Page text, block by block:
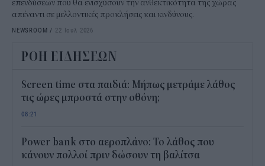
επενδύσεων που θα ενισχύσουν την ανθεκτικότητα της χώρας
απέναντι σε μελλοντικές προκλήσεις και κινδύνους.
NEWSROOM / 22 Ιουλ 2026
ΡΟΗ ΕΙΔΗΣΕΩΝ
Screen time στα παιδιά: Μήπως μετράμε λάθος
τις ώρες μπροστά στην οθόνη;
08:21
Power bank στο αεροπλάνο: Το λάθος που
κάνουν πολλοί πριν δώσουν τη βαλίτσα